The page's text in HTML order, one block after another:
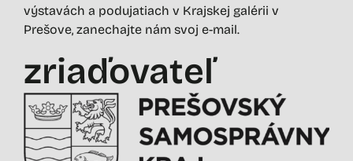
výstavách a podujatiach v Krajskej galérii v
Prešove, zanechajte nám svoj e-mail.
zriaďovateľ